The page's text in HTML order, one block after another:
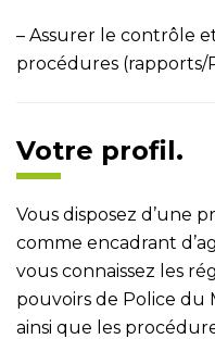
– Assurer le contrôle
procédures (rapports/
Votre profil.
Vous disposez d’une
comme encadrant
vous connaissez les
pouvoirs de Police du
ainsi que les